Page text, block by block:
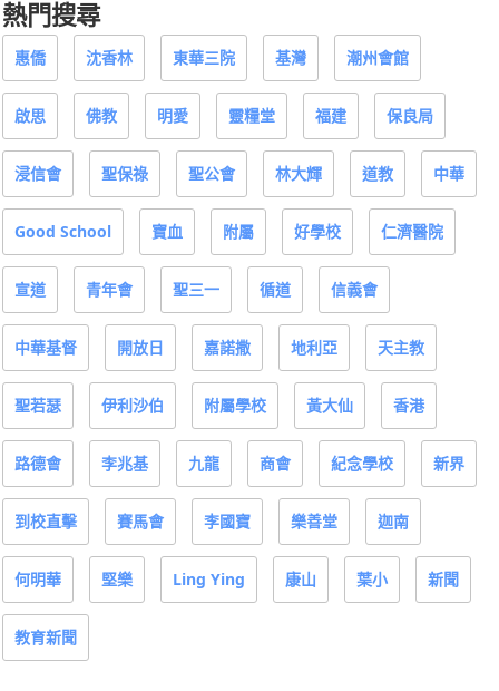
熱門搜尋
惠僑 沈香林 東華三院 基灣 潮州會館
啟思 佛教 明愛 靈糧堂 福建 保良局
浸信會 聖保祿 聖公會 林大輝 道教 中華
Good School 寶血 附屬 好學校 仁濟醫院
宣道 青年會 聖三一 循道 信義會
中華基督 開放日 嘉諾撒 地利亞 天主教
聖若瑟 伊利沙伯 附屬學校 黃大仙 香港
路德會 李兆基 九龍 商會 紀念學校 新界
到校直擊 賽馬會 李國寶 樂善堂 迦南
何明華 堅樂 Ling Ying 康山 葉小 新聞
教育新聞